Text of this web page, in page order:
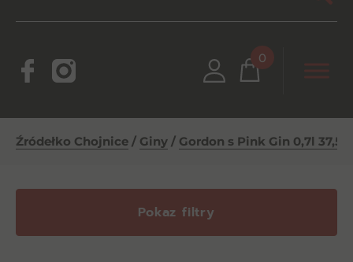
0
Źródełko Chojnice / Giny / Gordon s Pink Gin 0,7l 37,5%
Pokaz filtry